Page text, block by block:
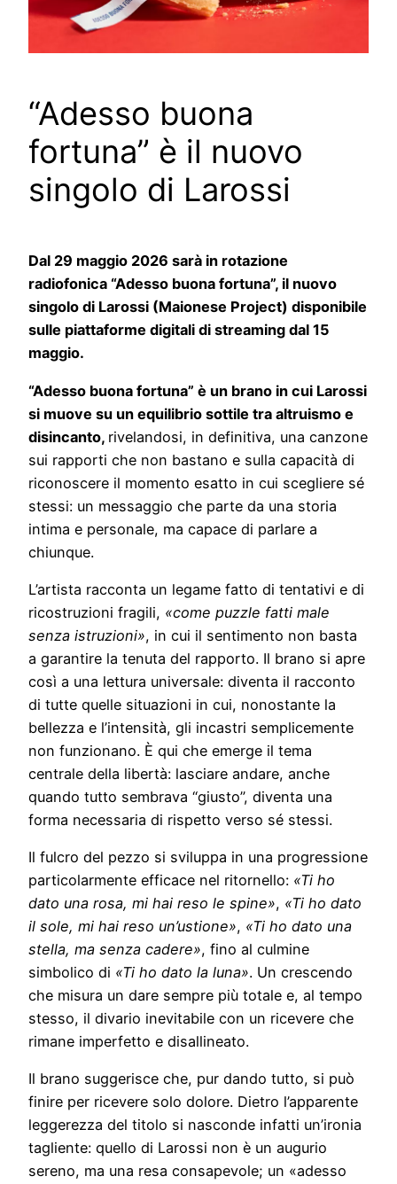
“Adesso buona
fortuna” è il nuovo
singolo di Larossi
Dal 29 maggio 2026 sarà in rotazione
radiofonica “Adesso buona fortuna”, il nuovo
singolo di Larossi (Maionese Project) disponibile
sulle piattaforme digitali di streaming dal 15
maggio.
“Adesso buona fortuna” è un brano in cui Larossi
si muove su un equilibrio sottile tra altruismo e
disincanto, rivelandosi, in definitiva, una canzone
sui rapporti che non bastano e sulla capacità di
riconoscere il momento esatto in cui scegliere sé
stessi: un messaggio che parte da una storia
intima e personale, ma capace di parlare a
chiunque.
L’artista racconta un legame fatto di tentativi e di
ricostruzioni fragili, «come puzzle fatti male
senza istruzioni», in cui il sentimento non basta
a garantire la tenuta del rapporto. Il brano si apre
così a una lettura universale: diventa il racconto
di tutte quelle situazioni in cui, nonostante la
bellezza e l’intensità, gli incastri semplicemente
non funzionano. È qui che emerge il tema
centrale della libertà: lasciare andare, anche
quando tutto sembrava “giusto”, diventa una
forma necessaria di rispetto verso sé stessi.
Il fulcro del pezzo si sviluppa in una progressione
particolarmente efficace nel ritornello: «Ti ho
dato una rosa, mi hai reso le spine», «Ti ho dato
il sole, mi hai reso un’ustione», «Ti ho dato una
stella, ma senza cadere», fino al culmine
simbolico di «Ti ho dato la luna». Un crescendo
che misura un dare sempre più totale e, al tempo
stesso, il divario inevitabile con un ricevere che
rimane imperfetto e disallineato.
Il brano suggerisce che, pur dando tutto, si può
finire per ricevere solo dolore. Dietro l’apparente
leggerezza del titolo si nasconde infatti un’ironia
tagliente: quello di Larossi non è un augurio
sereno, ma una resa consapevole; un «adesso